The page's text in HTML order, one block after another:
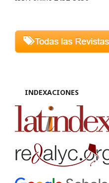
INDEXACIONES